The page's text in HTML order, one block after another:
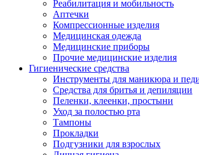
Реабилитация и мобильность
Аптечки
Компрессионные изделия
Медицинская одежда
Медицинские приборы
Прочие медицинские изделия
Гигиенические средства
Инструменты для маникюра и
Средства для бритья и депиляции
Пеленки, клеенки, простыни
Уход за полостью рта
Тампоны
Прокладки
Подгузники для взрослых